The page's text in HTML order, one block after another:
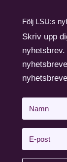
Följ LSU:s
Skriv upp
nyhetsbrev.